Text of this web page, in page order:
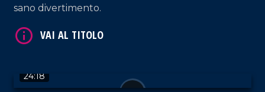
sano divertimento.
24:18